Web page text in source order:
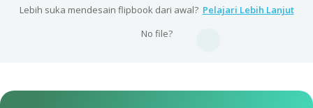
Lebih suka mendesain flipbook dari awal? Pelajari Lebih Lanjut
No file?